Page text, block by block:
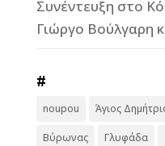
Συνέντευξη στο
Γιώργο Βούλγαρη
#
noupou Άγιος
Βύρωνας Γλυφάδα